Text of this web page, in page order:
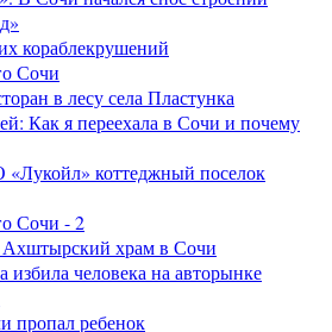
кораблекрушений
Сочи
в лесу села Пластунка
Как я переехала в Сочи и почему
коттеджный поселок
Сочи - 2
Ахштырский храм в Сочи
избила человека на авторынке
пропал ребенок